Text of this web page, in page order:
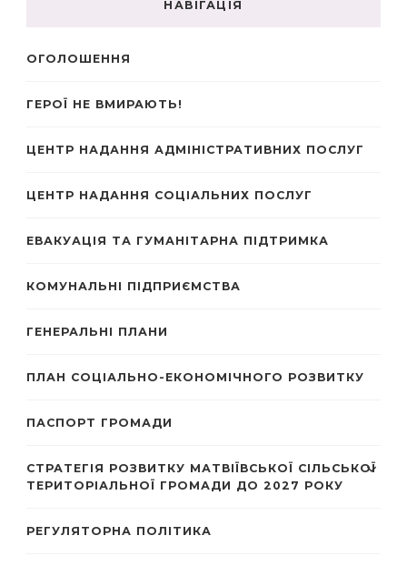
НАВІГАЦІЯ
ОГОЛОШЕННЯ
ГЕРОЇ НЕ ВМИРАЮТЬ!
ЦЕНТР НАДАННЯ АДМІНІСТРАТИВНИХ ПОСЛУГ
ЦЕНТР НАДАННЯ СОЦІАЛЬНИХ ПОСЛУГ
ЕВАКУАЦІЯ ТА ГУМАНІТАРНА ПІДТРИМКА
КОМУНАЛЬНІ ПІДПРИЄМСТВА
ГЕНЕРАЛЬНІ ПЛАНИ
ПЛАН СОЦІАЛЬНО-ЕКОНОМІЧНОГО РОЗВИТКУ
ПАСПОРТ ГРОМАДИ
СТРАТЕГІЯ РОЗВИТКУ МАТВІЇВСЬКОЇ СІЛЬСЬКОЇ
ТЕРИТОРІАЛЬНОЇ ГРОМАДИ ДО 2027 РОКУ
РЕГУЛЯТОРНА ПОЛІТИКА